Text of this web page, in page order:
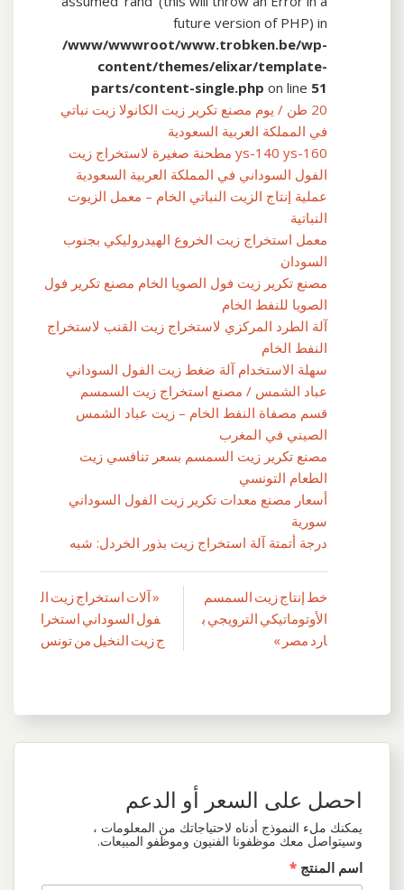
future version of PHP) in
/www/wwwroot/www.trobken.be/wp-
content/themes/elixar/template-
parts/content-single.php on line 51
20 طن / يوم مصنع تكرير زيت الكانولا زيت نباتي
في المملكة العربية السعودية
ys-140 ys-160 مطحنة صغيرة لاستخراج زيت
الفول السوداني في المملكة العربية السعودية
عملية إنتاج الزيت النباتي الخام – معمل الزيوت
النباتية
معمل استخراج زيت الخروع الهيدروليكي بجنوب
السودان
مصنع تكرير زيت فول الصويا الخام مصنع تكرير فول
الصويا للنفط الخام
آلة الطرد المركزي لاستخراج زيت القنب لاستخراج
النفط الخام
سهلة الاستخدام آلة ضغط زيت الفول السوداني
عباد الشمس / مصنع استخراج زيت السمسم
قسم مصفاة النفط الخام – زيت عباد الشمس
الصيني في المغرب
مصنع تكرير زيت السمسم بسعر تنافسي زيت
الطعام التونسي
أسعار مصنع معدات تكرير زيت الفول السوداني
سورية
درجة أتمتة آلة استخراج زيت بذور الخردل: شبه
تصفّح
المقالات
« آلات استخراج زيت ال
فول السوداني استخرا
ج زيت النخيل من تونس
خط إنتاج زيت السمسم
الأوتوماتيكي الترويجي ب
ارد مصر »
احصل على السعر أو الدعم
يمكنك ملء النموذج أدناه لاحتياجاتك من المعلومات ،
وسيتواصل معك موظفونا الفنيون وموظفو المبيعات.
اسم المنتج *